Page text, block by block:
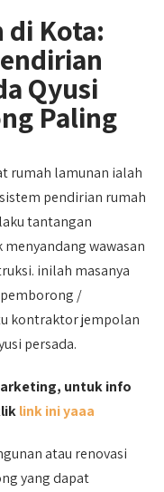
Kota:
Qyusi
Paling
rumah lamunan ialah
pendirian rumah
tantangan
wawasan
inilah masanya
/
kontraktor jempolan
persada.
untuk info
link ini yaaa
atau renovasi
yang dapat